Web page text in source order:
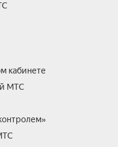
кабинете
МТС